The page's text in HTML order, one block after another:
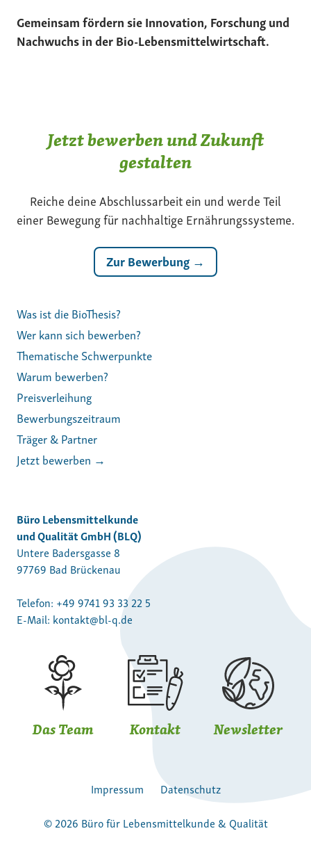
Gemeinsam fördern sie Innovation, Forschung und
Nachwuchs in der Bio-Lebensmittelwirtschaft.
Jetzt bewerben und Zukunft
gestalten
Reiche deine Abschlussarbeit ein und werde Teil
einer Bewegung für nachhaltige Ernährungssysteme.
Zur Bewerbung →
Was ist die BioThesis?
Wer kann sich bewerben?
Thematische Schwerpunkte
Warum bewerben?
Preisverleihung
Bewerbungszeitraum
Träger & Partner
Jetzt bewerben →
Büro Lebensmittelkunde
und Qualität GmbH (BLQ)
Untere Badersgasse 8
97769 Bad Brückenau
Telefon: +49 9741 93 33 22 5
E-Mail: kontakt@bl-q.de
Das Team Kontakt Newsletter
Impressum
Datenschutz
© 2026 Büro für Lebensmittelkunde & Qualität